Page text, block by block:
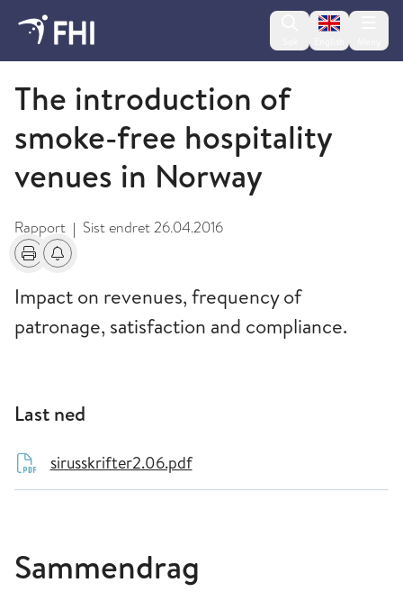
Change
2009 og eldre publikasjoner fra FHI
The introduction of
smoke-free hospitality
venues in Norway
Rapport | Sist endret26.04.2016
Skriv utFå varsel om endringer
Impact on revenues, frequency of
patronage, satisfaction and compliance.
Last ned
sirusskrifter2.06.pdf
Sammendrag